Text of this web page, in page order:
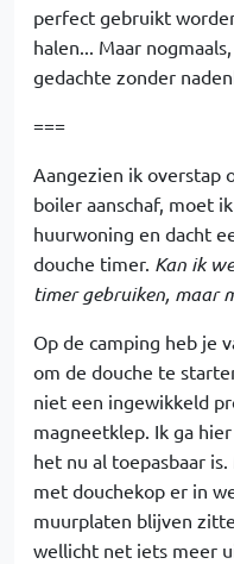
perfect gebruikt
halen... Maar
gedachte zonder
===
Aangezien ik overstap
boiler aanschaf, moet
huurwoning en dacht
douche timer. Kan ik
timer gebruiken, maar
Op de camping heb je
om de douche te
niet een ingewikkeld
magneetklep. Ik ga
het nu al toepasbaar
met douchekop er in
muurplaten blijven
wellicht net iets meer